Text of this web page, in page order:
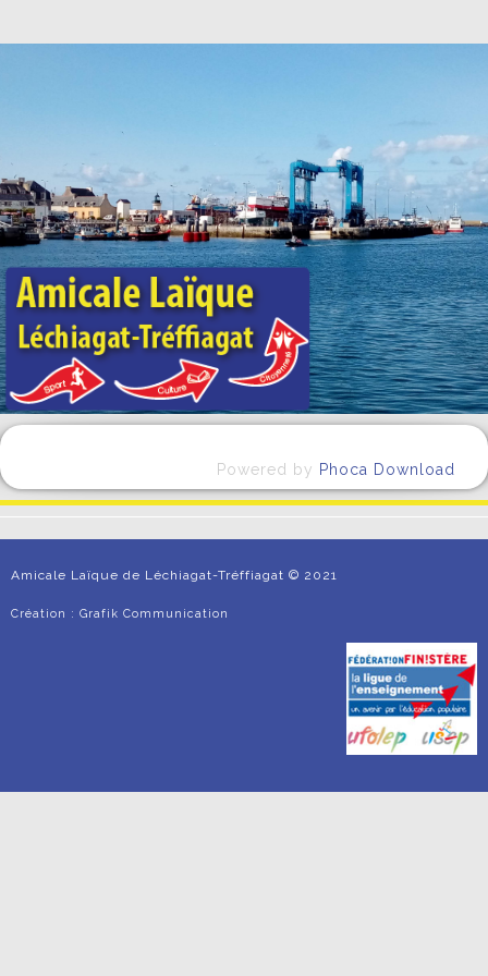
Powered by Phoca Download
Amicale Laïque de Léchiagat-Tréffiagat © 2021
Création : Grafik Communication